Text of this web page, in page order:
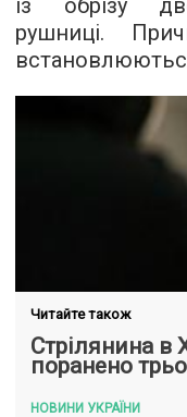
із обрізу
рушниці.
Читайте також
Стрілянина
поранено
НОВИНИ УКРАЇНИ